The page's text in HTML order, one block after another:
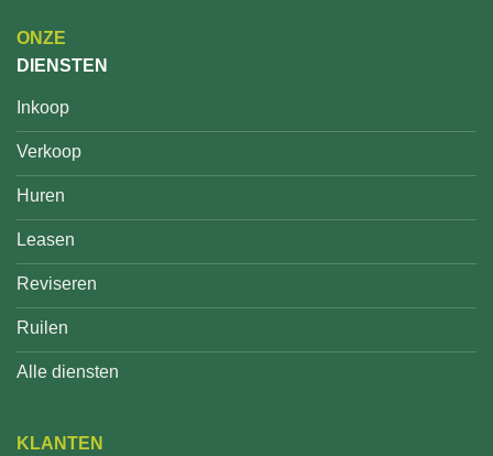
ONZE
DIENSTEN
Inkoop
Verkoop
Huren
Leasen
Reviseren
Ruilen
Alle diensten
KLANTEN